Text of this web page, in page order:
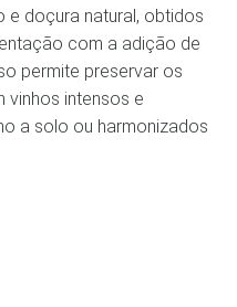
doçura natural, obtidos
com a adição de
permite preservar os
vinhos intensos e
a solo ou harmonizados